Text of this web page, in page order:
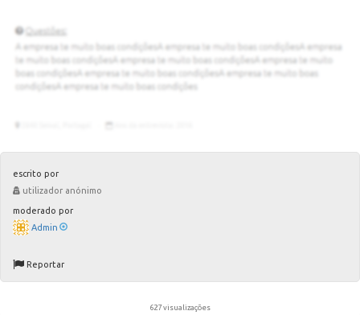
escrito por
utilizador anónimo
moderado por
Admin
Reportar
627 visualizações